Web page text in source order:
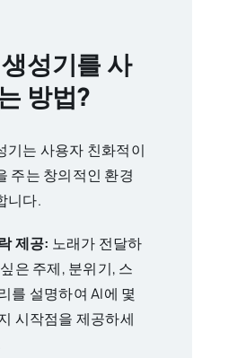
성기를 사
방법?
기는 사용자 친화적이
주는 창의적인 환경
니다.
제공: 노래가 전달하
은 주제, 분위기, 스
를 설명하여 AI에 몇
시작점을 제공하세